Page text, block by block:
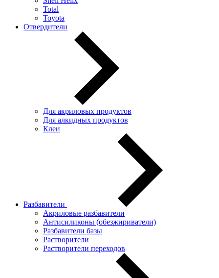
Total
Toyota
Отвердители
Для акриловых продуктов
Для алкидных продуктов
Клеи
Разбавители
Акриловые разбавители
Антисиликоны (обезжириватели)
Разбавители базы
Растворители
Растворители переходов